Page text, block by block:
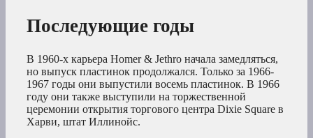
Последующие годы
В 1960-х карьера Homer & Jethro начала замедляться,
но выпуск пластинок продолжался. Только за 1966-
1967 годы они выпустили восемь пластинок. В 1966
году они также выступили на торжественной
церемонии открытия торгового центра Dixie Square в
Харви, штат Иллинойс.